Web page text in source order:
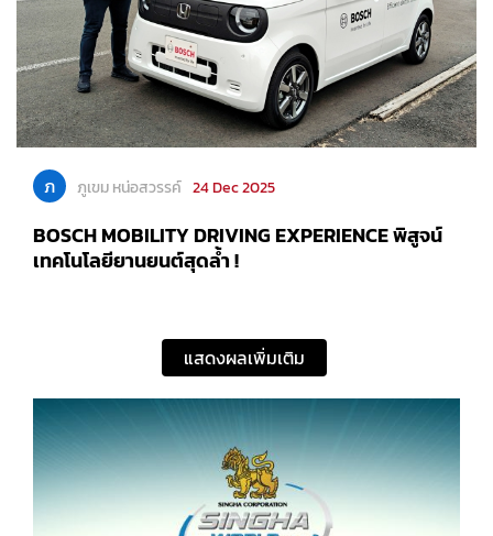
ภ ภูเขม หน่อสวรรค์ 24 Dec 2025
BOSCH MOBILITY DRIVING EXPERIENCE พิสูจน์
เทคโนโลยียานยนต์สุดล้ำ !
แสดงผลเพิ่มเติม